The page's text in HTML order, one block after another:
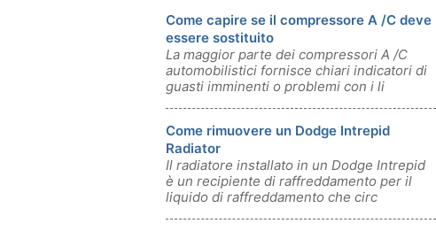
Come capire se il compressore A /C deve
essere sostituito
La maggior parte dei compressori A /C
automobilistici fornisce chiari indicatori di
guasti imminenti o problemi con i li
Come rimuovere un Dodge Intrepid
Radiator
Il radiatore installato in un Dodge Intrepid
è un recipiente di raffreddamento per il
liquido di raffreddamento che circ